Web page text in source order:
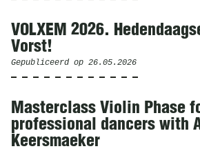
VOLXEM 2026.
Vorst!
Gepubliceerd op 26.05.2026
Masterclass Violin Phase
professional dancers with
Keersmaeker